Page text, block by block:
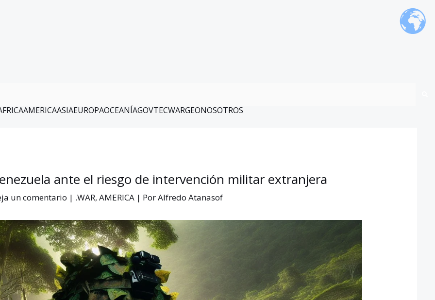
AMERICAASIAEUROPAOCEANÍAGOVTECWARGEONOSOTROS
ante el riesgo de intervención militar extranjera
un comentario | .WAR, AMERICA| PorAlfredo Atanasof